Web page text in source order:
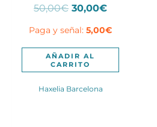
50,00€ El
original
era:
50,00€.
30,00€El
actual
es:
Paga y señal: 5,00€
AÑADIR AL
CARRITO
Haxelia Barcelona